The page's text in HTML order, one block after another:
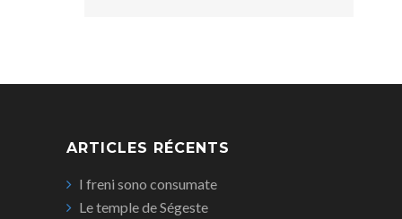
ARTICLES RÉCENTS
I freni sono consumate
Le temple de Ségeste